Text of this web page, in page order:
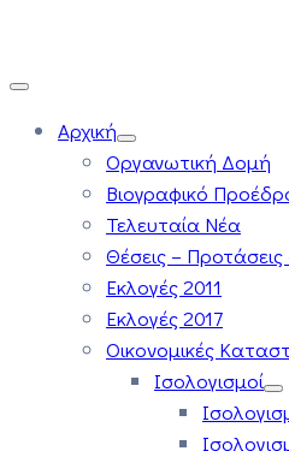
Αρχική
Οργανωτική Δομή
Βιογραφικό
Τελευταία Νέα
Θέσεις – Προτάσεις
Εκλογές 2011
Εκλογές 2017
Οικονομικές
Ισολογισμοί